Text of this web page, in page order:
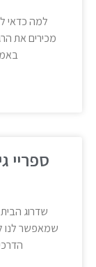
למה כדאי
מכירים את
ספריי
שדרוג
שמאפשר לנו